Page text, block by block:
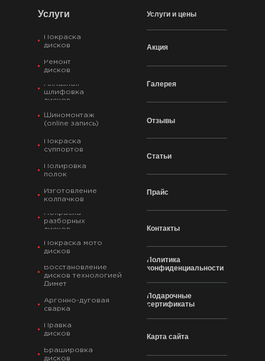
Услуги
Покраска
дисков
Ремонт
дисков
Алмазная
шлифовка
дисков
Шиномонтаж
(online запись)
Покраска
суппортов
Полировка
полок
Изготовление
колпачков
Покраска
разборных
дисков
Покраска мото
дисков
Восстановление
дисков технологией
Димет
Аргонно-дуговая
сварка
Правка
дисков
Брашировка
дисков
Услуги и цены
Акция
Галерея
Отзывы
Статьи
Прайс
Контакты
Политика
конфиденциальности
Подарочные
сертификаты
Карта сайта